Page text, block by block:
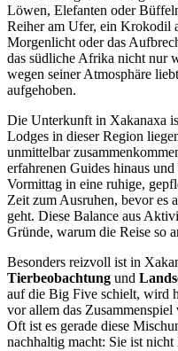
Löwen, Elefanten oder
Reiher am Ufer, ein Krokodil
Morgenlicht oder das
das südliche Afrika nicht nur
wegen seiner Atmosphäre
aufgehoben.
Die Unterkunft in Xakanaxa
Lodges in dieser Region
unmittelbar
erfahrenen Guides hinaus
Vormittag in eine ruhige,
Zeit zum Ausruhen, bevor es
geht. Diese Balance aus
Gründe, warum die Reise so
Besonders reizvoll ist in
Tierbeobachtung und
auf die Big Five schielt, wird
vor allem das
Oft ist es gerade diese
nachhaltig macht: Sie ist nicht